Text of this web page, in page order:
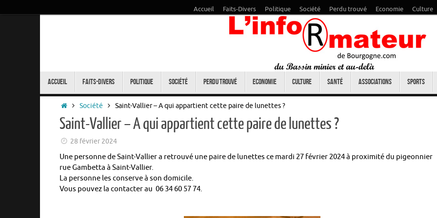
Accueil Faits-Divers Politique Société Perdu trouvé Economie Culture
Accueil Faits-Divers Politique Société Perdu trouvé Economie Culture Santé Associations Sports
Accueil
Société Saint-Vallier – A qui appartient cette paire de lunettes ?
Saint-Vallier – A qui appartient cette paire de lunettes ?
28 février 2024
Une personne de Saint-Vallier a retrouvé une paire de lunettes ce mardi 27 février 2024 à proximité du pigeonnier
rue Gambetta à Saint-Vallier.
La personne les conserve à son domicile.
Vous pouvez la contacter au 06 34 60 57 74.